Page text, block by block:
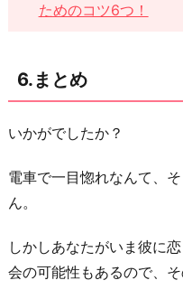
ためのコツ6つ！
6.まとめ
いかがでしたか？
電車で一目惚れなんて、
ん。
しかしあなたがいま彼に
会の可能性もあるので、